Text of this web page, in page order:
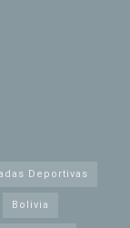
Deportivas
Bolivia